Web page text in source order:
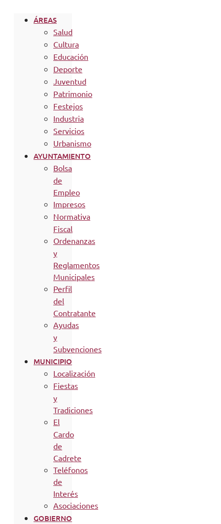
ÁREAS
Salud
Cultura
Educación
Deporte
Juventud
Patrimonio
Festejos
Industria
Servicios
Urbanismo
AYUNTAMIENTO
Bolsa
de
Empleo
Impresos
Normativa
Fiscal
Ordenanzas
y
Reglamentos
Municipales
Perfil
del
Contratante
Ayudas
y
Subvenciones
MUNICIPIO
Localización
Fiestas
y
Tradiciones
El
Cardo
de
Cadrete
Teléfonos
de
Interés
Asociaciones
GOBIERNO